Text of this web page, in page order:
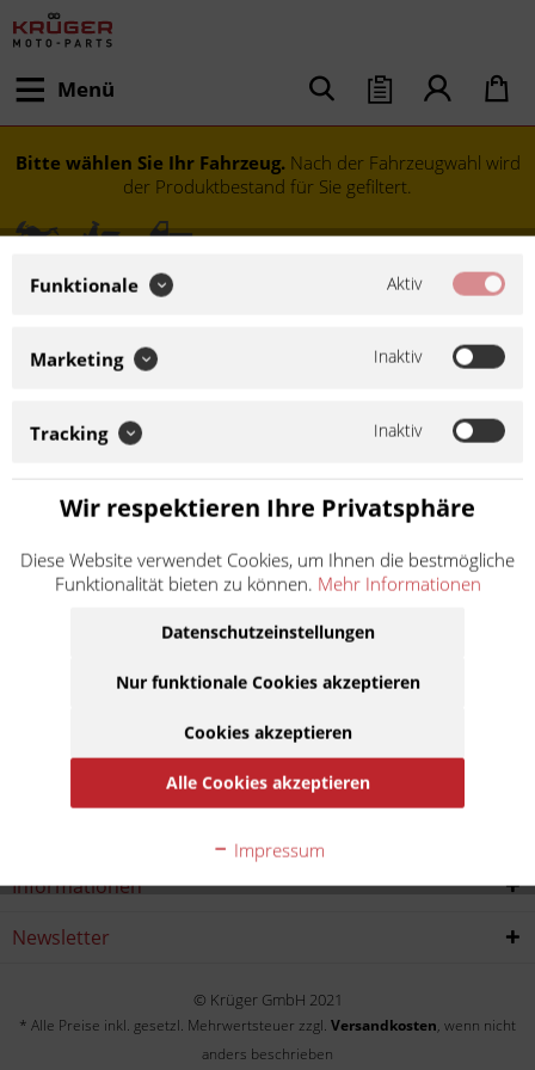
Menü
Bitte wählen Sie Ihr Fahrzeug. Nach der Fahrzeugwahl wird
der Produktbestand für Sie gefiltert.
Z 1000 ST KZT00E
1980
Informationen
Newsletter
© Krüger GmbH 2021
* Alle Preise inkl. gesetzl. Mehrwertsteuer zzgl. Versandkosten, wenn nicht
anders beschrieben
Funktionale Aktiv
Marketing Inaktiv
Tracking Inaktiv
Wir respektieren Ihre Privatsphäre
Diese Website verwendet Cookies, um Ihnen die bestmögliche
Funktionalität bieten zu können. Mehr Informationen
Datenschutzeinstellungen
Nur funktionale Cookies akzeptieren
Cookies akzeptieren
Alle Cookies akzeptieren
Impressum